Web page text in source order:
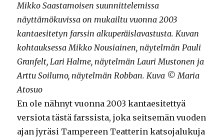
Mikko Saastamoisen suunnittelemissa
näyttämökuvissa on mukailtu vuonna 2003
kantaesitetyn farssin alkuperäislavastusta. Kuvan
kohtauksessa Mikko Nousiainen, näytelmän Pauli
Granfelt, Lari Halme, näytelmän Lauri Mustonen ja
Arttu Soilumo, näytelmän Robban. Kuva © Maria
Atosuo
En ole nähnyt vuonna 2003 kantaesitettyä
versiota tästä farssista, joka seitsemän vuoden
ajan jyräsi Tampereen Teatterin katsojalukuja